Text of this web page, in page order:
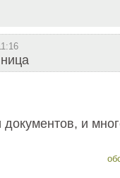
документов, и